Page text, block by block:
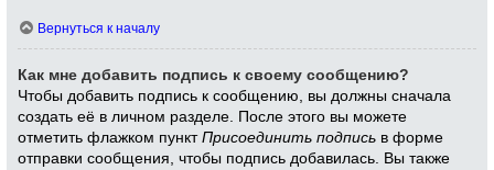
Вернуться к началу
Как мне добавить подпись к своему сообщению?
Чтобы добавить подпись к сообщению, вы должны сначала
создать её в личном разделе. После этого вы можете
отметить флажком пунктПрисоединить подпись в форме
отправки сообщения, чтобы подпись добавилась. Вы также